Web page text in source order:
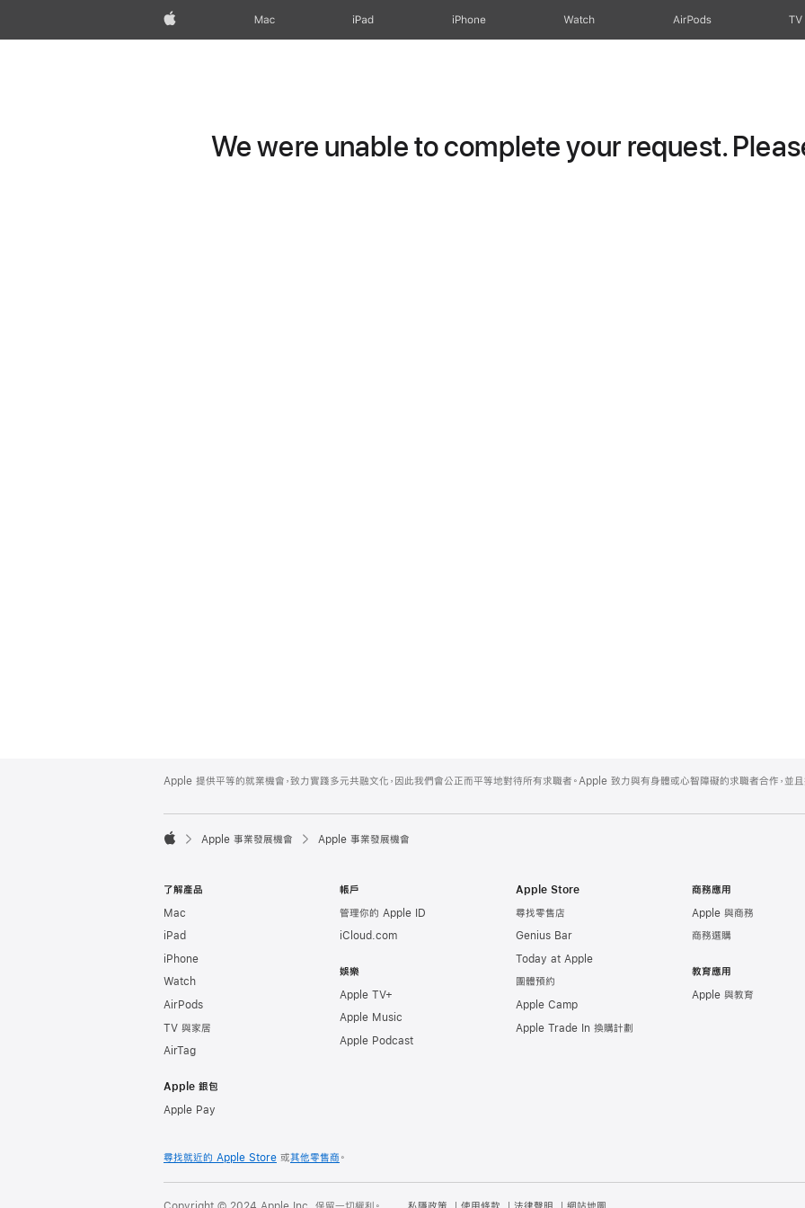
Apple Mac iPad iPhone Watch AirPods TV
We were unable to complete your request.
Footer
Apple 提供平等的就業機會，致力實踐多元共融文化，因此我們會公正而平等地對待所有求職者。Apple 致力與有身體或心智障礙的求職者合作，並且

Apple 事業發展機會 Apple 事業發展機會
了解產品
Mac
iPad
iPhone
Watch
AirPods
TV 與家居
AirTag
Apple 銀包
Apple Pay
帳戶
管理你的 Apple ID
iCloud.com
娛樂
Apple TV+
Apple Music
Apple Podcast
Apple Store
尋找零售店
Genius Bar
Today at Apple
團體預約
Apple Camp
Apple Trade In 換購計劃
商務應用
Apple 與商務
商務選購
教育應用
Apple 與教育
尋找就近的 Apple Store 或其他零售商 。